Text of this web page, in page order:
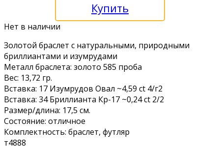
Купить
Нет в наличии
Золотой браслет с натуральными, природными
бриллиантами и изумрудами
Металл браслета: золото 585 проба
Вес: 13,72 гр.
Вставка: 17 Изумрудов Овал ~4,59 ct 4/г2
Вставка: 34 Бриллианта Кр-17 ~0,24 ct 2/2
Размер/длина: 17,5 см.
Состояние: отличное
Комплектность: браслет, футляр
т4888